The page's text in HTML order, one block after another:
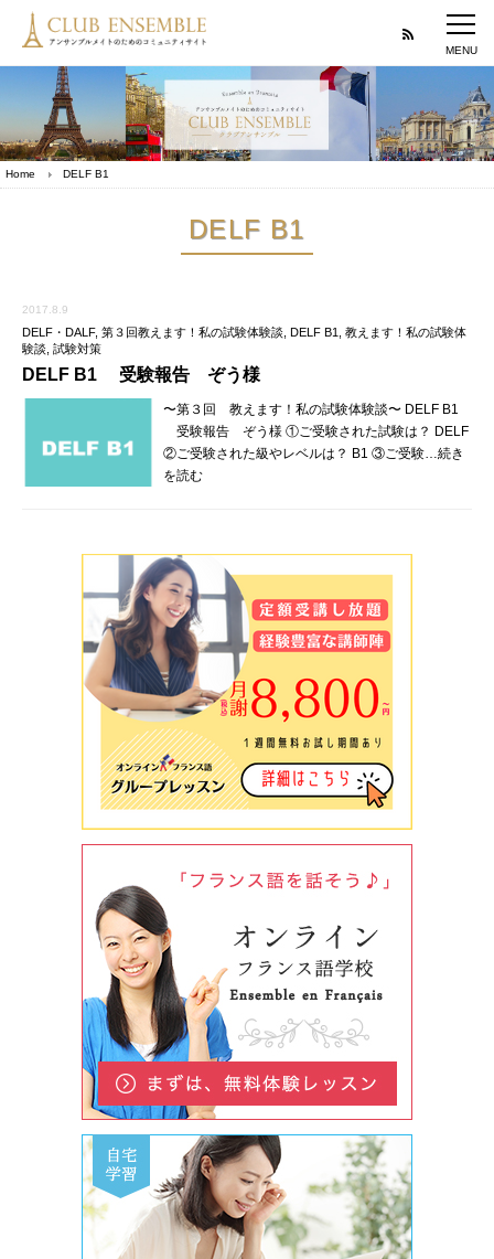
Home DELF B1
DELF B1
2017.8.9
DELF・DALF, 第３回教えます！私の試験体験談 DELF B1
教えます！私の試験体
験談 試験対策
DELF B1 受験報告 ぞう様
〜第３回 教えます！私の試験体験談〜 DELF B1
受験報告 ぞう様 ①ご受験された試験は？ DELF
②ご受験された級やレベルは？ B1 ③ご受験…続き
を読む